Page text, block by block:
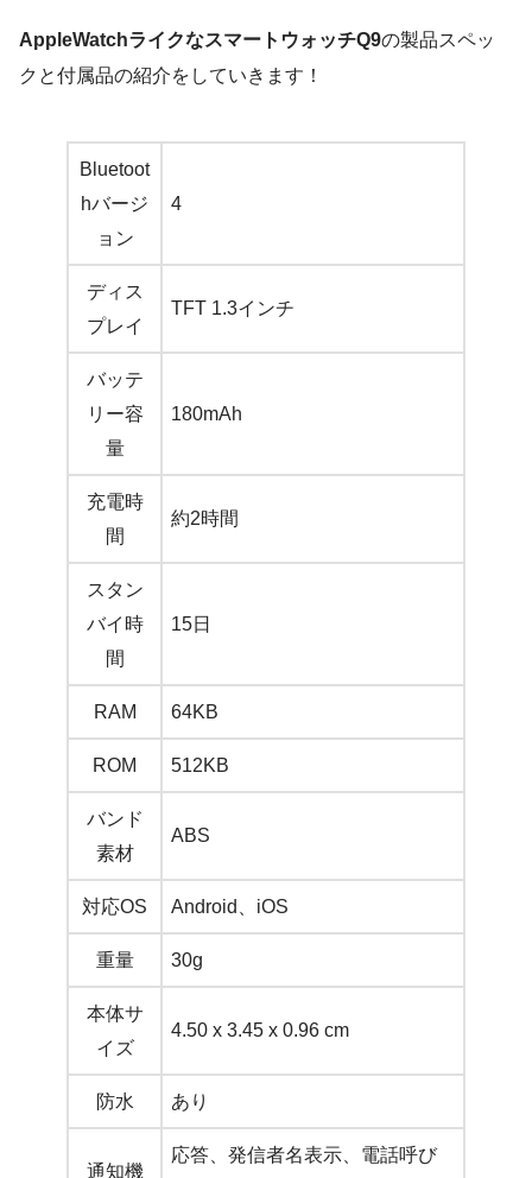
AppleWatchライクなスマートウォッチQ9の製品スペッ
クと付属品の紹介をしていきます！
Bluetoot
hバージ
ョン
4
ディス
プレイ
TFT 1.3インチ
バッテ
リー容
量
180mAh
充電時
間
約2時間
スタン
バイ時
間
15日
RAM 64KB
ROM 512KB
バンド
素材
ABS
対応OS Android、iOS
重量 30g
本体サ
イズ
4.50 x 3.45 x 0.96 cm
防水 あり
通知機
応答、発信者名表示、電話呼び